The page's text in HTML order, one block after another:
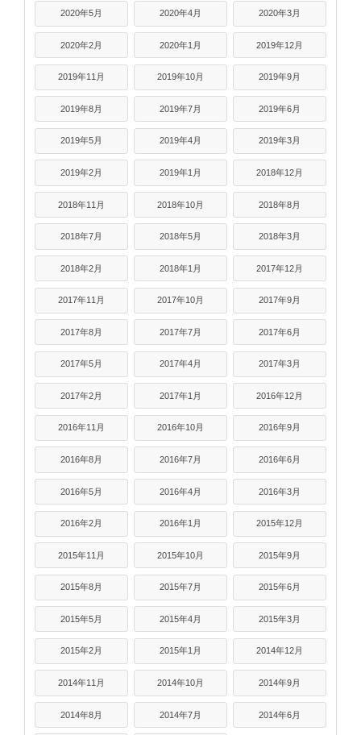
2020年5月 2020年4月 2020年3月
2020年2月 2020年1月 2019年12月
2019年11月 2019年10月 2019年9月
2019年8月 2019年7月 2019年6月
2019年5月 2019年4月 2019年3月
2019年2月 2019年1月 2018年12月
2018年11月 2018年10月 2018年8月
2018年7月 2018年5月 2018年3月
2018年2月 2018年1月 2017年12月
2017年11月 2017年10月 2017年9月
2017年8月 2017年7月 2017年6月
2017年5月 2017年4月 2017年3月
2017年2月 2017年1月 2016年12月
2016年11月 2016年10月 2016年9月
2016年8月 2016年7月 2016年6月
2016年5月 2016年4月 2016年3月
2016年2月 2016年1月 2015年12月
2015年11月 2015年10月 2015年9月
2015年8月 2015年7月 2015年6月
2015年5月 2015年4月 2015年3月
2015年2月 2015年1月 2014年12月
2014年11月 2014年10月 2014年9月
2014年8月 2014年7月 2014年6月